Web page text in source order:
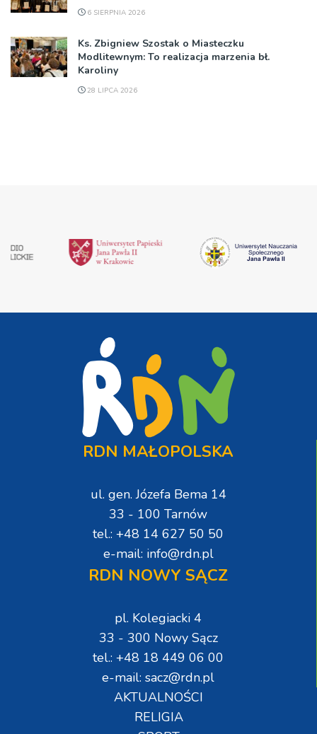
6 SIERPNIA 2026
Ks. Zbigniew Szostak o Miasteczku
Modlitewnym: To realizacja marzenia bł.
Karoliny
28 LIPCA 2026
RDN MAŁOPOLSKA
ul. gen. Józefa Bema 14
33 - 100 Tarnów
tel.: +48 14 627 50 50
e-mail: info@rdn.pl
RDN NOWY SĄCZ
pl. Kolegiacki 4
33 - 300 Nowy Sącz
tel.: +48 18 449 06 00
e-mail: sacz@rdn.pl
AKTUALNOŚCI
RELIGIA